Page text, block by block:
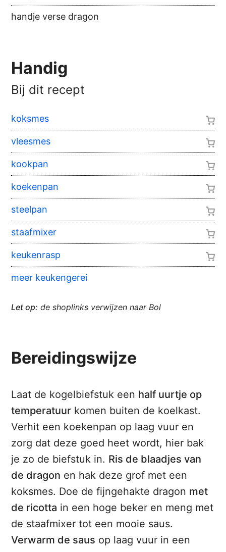
handje verse dragon
Handig
Bij dit recept
koksmes
vleesmes
kookpan
koekenpan
steelpan
staafmixer
keukenrasp
meer keukengerei
Let op: de shoplinks verwijzen naar Bol
Bereidingswijze
Laat de kogelbiefstuk een half uurtje op
temperatuur komen buiten de koelkast.
Verhit een koekenpan op laag vuur en
zorg dat deze goed heet wordt, hier bak
je zo de biefstuk in. Ris de blaadjes van
de dragon en hak deze grof met een
koksmes. Doe de fijngehakte dragon met
de ricotta in een hoge beker en meng met
de staafmixer tot een mooie saus.
Verwarm de saus op laag vuur in een